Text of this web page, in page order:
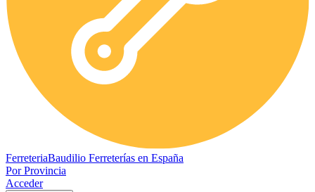
FerreteriaBaudilio Ferreterías en España
Por Provincia
Acceder